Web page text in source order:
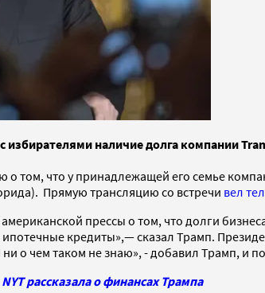
наличие долга компании
что у принадлежащей его семье
Прямую трансляцию со встречи вел
прессы о том, что долги
кредиты»,— сказал Трамп.
о чем таком не знаю», - добавил Трамп, и
рассказала о финансах Трампа